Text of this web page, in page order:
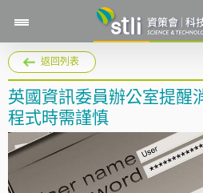
返回列表
英國資訊委員辦公室提醒
程式時需謹慎